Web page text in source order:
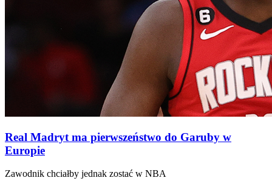
Real Madryt ma pierwszeństwo do Garuby w
Europie
Zawodnik chciałby jednak zostać w NBA